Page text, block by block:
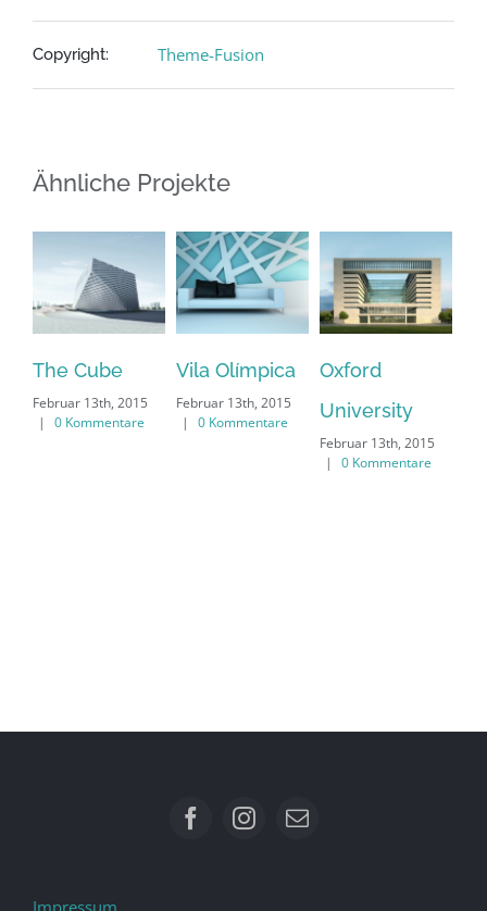
Copyright: Theme-Fusion
Ähnliche Projekte
The Cube
Februar 13th, 2015
|
0 Kommentare
Vila Olímpica
Februar 13th, 2015
|
0 Kommentare
Oxford
University
Februar 13th, 2015
|
0 Kommentare
Impressum